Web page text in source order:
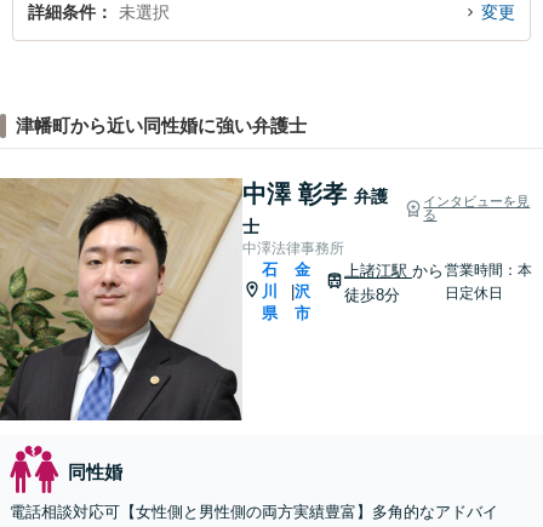
詳細条件 未選択 変更
津幡町から近い同性婚に強い弁護士
中澤 彰孝 弁護
士
インタビューを見
る
中澤法律事務所
石
川
県
|
金
沢
市
上諸江駅 から
徒歩8分
営業時間：本
日定休日
同性婚
電話相談対応可【女性側と男性側の両方実績豊富】多角的なアドバイ